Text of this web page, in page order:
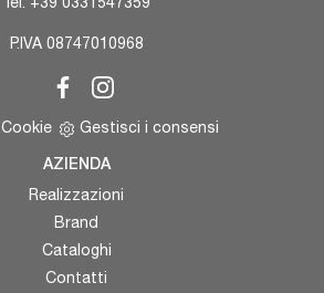
P.IVA 08747010968
Cookie Gestisci i consensi
AZIENDA
Realizzazioni
Brand
Cataloghi
Contatti